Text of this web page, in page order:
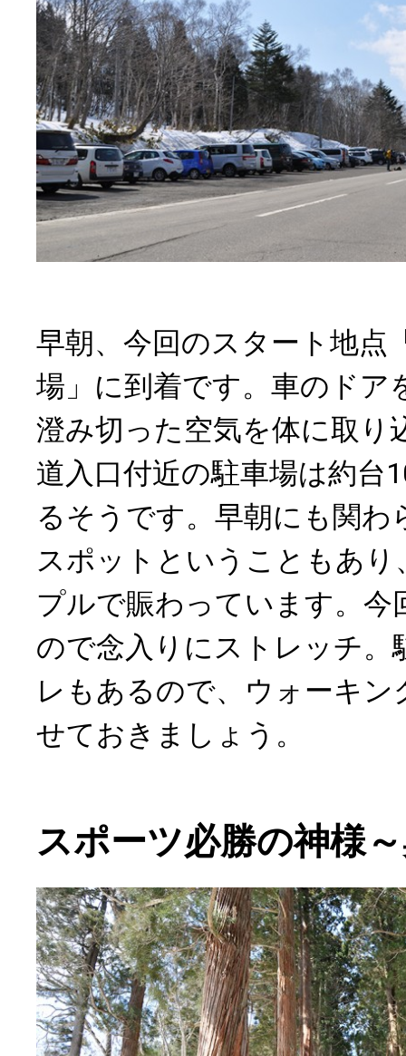
早朝、今回のスタート地点
場」に到着です。車のドア
澄み切った空気を体に取り
道入口付近の駐車場は約台
るそうです。早朝にも関わ
スポットということもあり
プルで賑わっています。今
ので念入りにストレッチ。
レもあるので、ウォーキ
せておきましょう。
スポーツ必勝の神様